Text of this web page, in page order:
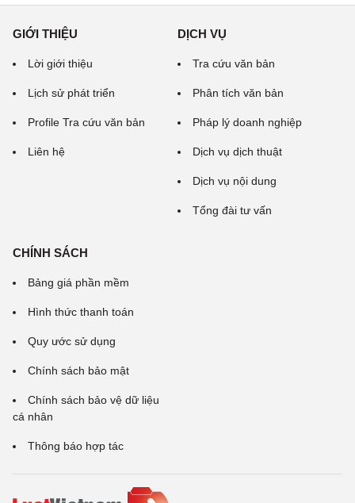
GIỚI THIỆU
Lời giới thiệu
Lịch sử phát triển
Profile Tra cứu văn bản
Liên hệ
DỊCH VỤ
Tra cứu văn bản
Phân tích văn bản
Pháp lý doanh nghiệp
Dịch vụ dịch thuật
Dịch vụ nội dung
Tổng đài tư vấn
CHÍNH SÁCH
Bảng giá phần mềm
Hình thức thanh toán
Quy ước sử dụng
Chính sách bảo mật
Chính sách bảo vệ dữ liệu
cá nhân
Thông báo hợp tác